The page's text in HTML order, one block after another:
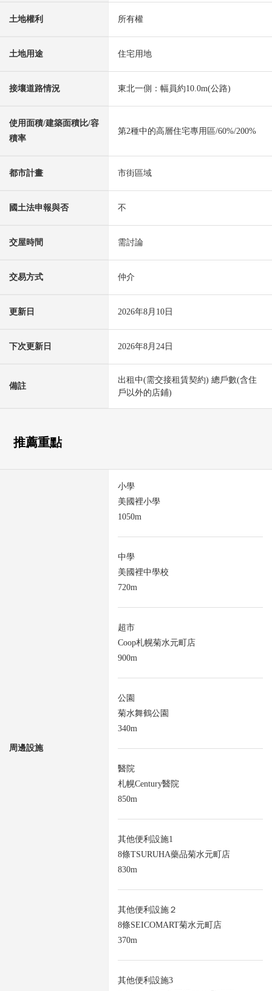
土地權利 所有權
土地用途 住宅用地
接壤道路情況 東北一側：幅員約10.0m(公路)
使用面積/建築面積比/容
積率
第2種中的高層住宅專用區/60%/200%
都市計畫 市街區域
國土法申報與否 不
交屋時間 需討論
交易方式 仲介
更新日 2026年8月10日
下次更新日 2026年8月24日
備註
出租中(需交接租賃契約) 總戶數(含住
戶以外的店鋪)
推薦重點
周邊設施
小學
美國裡小學
1050m
中學
美國裡中學校
720m
超市
Coop札幌菊水元町店
900m
公園
菊水舞鶴公園
340m
醫院
札幌Century醫院
850m
其他便利設施1
8條TSURUHA藥品菊水元町店
830m
其他便利設施２
8條SEICOMART菊水元町店
370m
其他便利設施3